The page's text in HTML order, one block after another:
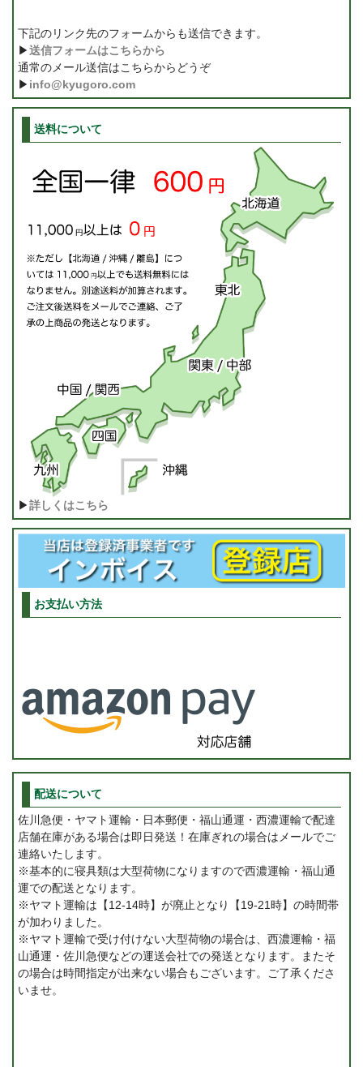
下記のリンク先のフォームからも送信できます。
▶送信フォームはこちらから
通常のメール送信はこちらからどうぞ
▶ info@kyugoro.com
送料について
▶詳しくはこちら
お支払い方法
配送について
佐川急便・ヤマト運輸・日本郵便・福山通運・西濃運輸で配達
店舗在庫がある場合は即日発送！在庫ぎれの場合はメールでご
連絡いたします。
※基本的に寝具類は大型荷物になりますので西濃運輸・福山通
運での配送となります。
※ヤマト運輸は【12-14時】が廃止となり【19-21時】の時間帯
が加わりました。
※ヤマト運輸で受け付けない大型荷物の場合は、西濃運輸・福
山通運・佐川急便などの運送会社での発送となります。またそ
の場合は時間指定が出来ない場合もございます。ご了承くださ
いませ。